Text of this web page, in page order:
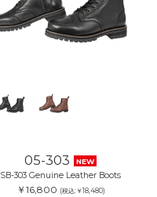
05-303 NEW
SB-303 Genuine Leather Boots
￥16,800 (税込:￥18,480)